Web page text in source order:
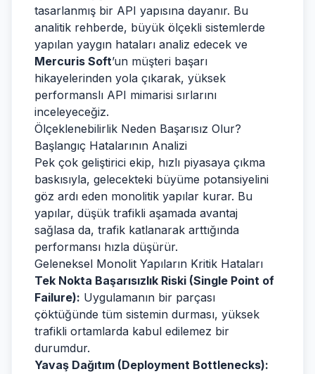
tasarlanmış bir API yapısına dayanır. Bu
analitik rehberde, büyük ölçekli sistemlerde
yapılan yaygın hataları analiz edecek ve
Mercuris Soft’un müşteri başarı
hikayelerinden yola çıkarak, yüksek
performanslı API mimarisi sırlarını
inceleyeceğiz.
Ölçeklenebilirlik Neden Başarısız Olur?
Başlangıç Hatalarının Analizi
Pek çok geliştirici ekip, hızlı piyasaya çıkma
baskısıyla, gelecekteki büyüme potansiyelini
göz ardı eden monolitik yapılar kurar. Bu
yapılar, düşük trafikli aşamada avantaj
sağlasa da, trafik katlanarak arttığında
performansı hızla düşürür.
Geleneksel Monolit Yapıların Kritik Hataları
Tek Nokta Başarısızlık Riski (Single Point of
Failure): Uygulamanın bir parçası
çöktüğünde tüm sistemin durması, yüksek
trafikli ortamlarda kabul edilemez bir
durumdur.
Yavaş Dağıtım (Deployment Bottlenecks):